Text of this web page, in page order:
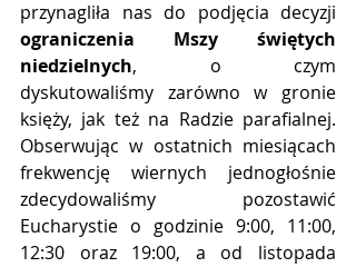
ograniczenia Mszy świętych
niedzielnych, o czym
dyskutowaliśmy zarówno w gronie
księży, jak też na Radzie parafialnej.
Obserwując w ostatnich miesiącach
frekwencję wiernych jednogłośnie
zdecydowaliśmy pozostawić
Eucharystie o godzinie 9:00, 11:00,
12:30 oraz 19:00, a od listopada